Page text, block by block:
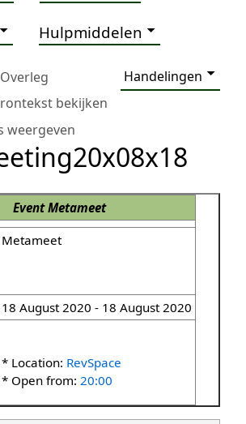
Hulpmiddelen
Overleg
Handelingen
bekijken
weergeven
EventMetameet
Metameet
18 August 2020 - 18 August 2020
* Location: RevSpace
* Open from: 20:00